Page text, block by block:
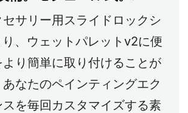
サリー用スライドロックシ
り、ウェットパレットv2に便
り簡単に取り付けることが
なたのペインティングエク
スを毎回カスタマイズする素